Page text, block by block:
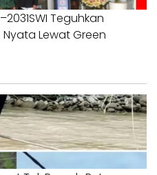
Teguhkan
Nyata Lewat Green